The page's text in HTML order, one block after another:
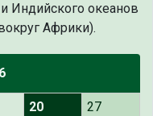
Индийского океанов
Африки).
20
27